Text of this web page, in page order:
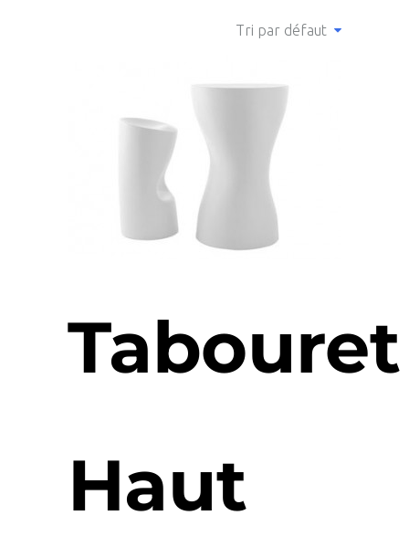
Tri par défaut
Tabouret
Haut